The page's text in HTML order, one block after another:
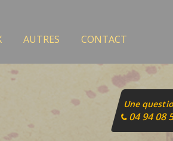
AUTRES CONTACT
Une
04 94 08